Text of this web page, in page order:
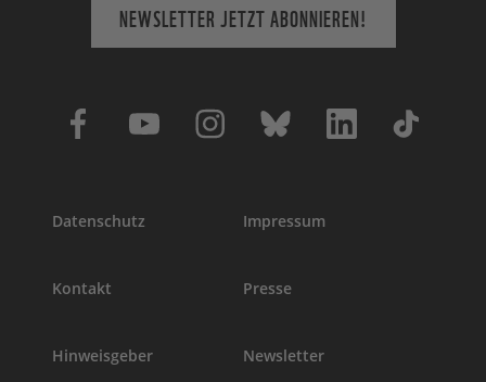
NEWSLETTER JETZT ABONNIEREN!
Datenschutz Impressum
Kontakt Presse
Hinweisgeber Newsletter